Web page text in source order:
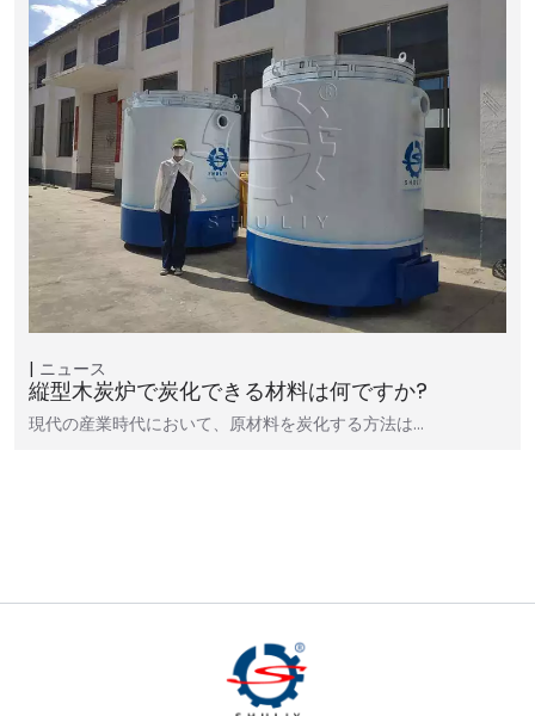
ニュース
縦型木炭炉で炭化できる材料は何ですか?
現代の産業時代において、原材料を炭化する方法は…